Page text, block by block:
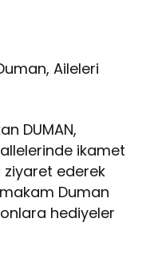
Aileleri
DUMAN,
ikamet
ziyaret ederek
Duman
hediyeler